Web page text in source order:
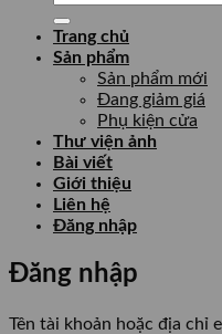
Trang chủ
Sản phẩm
Sản phẩm mới
Đang giảm giá
Phụ kiện cửa
Thư viện ảnh
Bài viết
Giới thiệu
Liên hệ
Đăng nhập
Đăng nhập
Tên tài khoản hoặc địa chỉ